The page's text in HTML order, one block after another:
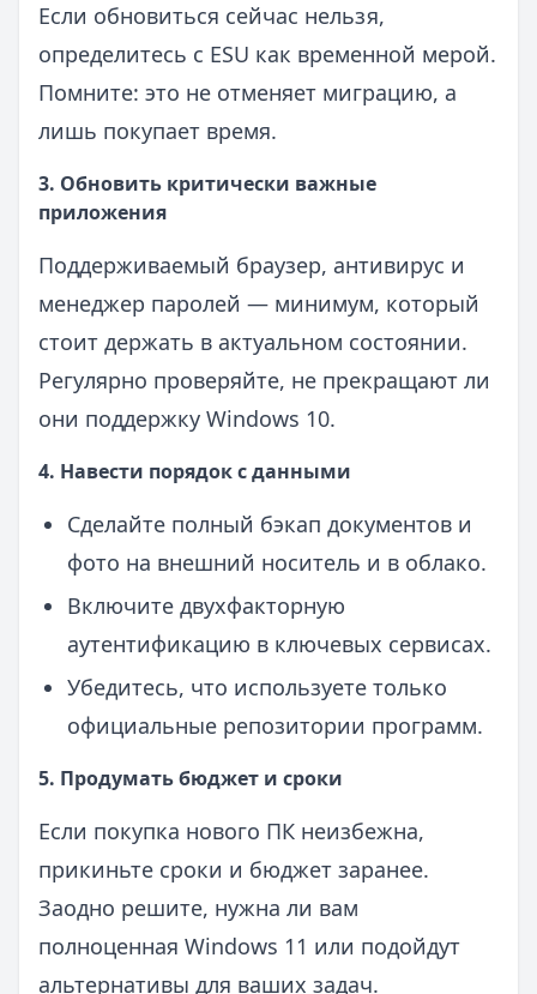
Если обновиться сейчас нельзя,
определитесь с ESU как временной мерой.
Помните: это не отменяет миграцию, а
лишь покупает время.
3. Обновить критически важные
приложения
Поддерживаемый браузер, антивирус и
менеджер паролей — минимум, который
стоит держать в актуальном состоянии.
Регулярно проверяйте, не прекращают ли
они поддержку Windows 10.
4. Навести порядок с данными
Сделайте полный бэкап документов и
фото на внешний носитель и в облако.
Включите двухфакторную
аутентификацию в ключевых сервисах.
Убедитесь, что используете только
официальные репозитории программ.
5. Продумать бюджет и сроки
Если покупка нового ПК неизбежна,
прикиньте сроки и бюджет заранее.
Заодно решите, нужна ли вам
полноценная Windows 11 или подойдут
альтернативы для ваших задач.